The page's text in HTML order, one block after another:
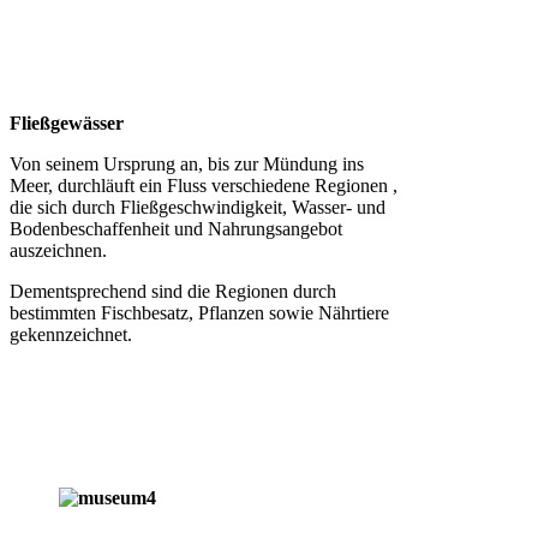
Fließgewässer
Von seinem Ursprung an, bis zur Mündung ins
Meer, durchläuft ein Fluss verschiedene Regionen ,
die sich durch Fließgeschwindigkeit, Wasser- und
Bodenbeschaffenheit und Nahrungsangebot
auszeichnen.
Dementsprechend sind die Regionen durch
bestimmten Fischbesatz, Pflanzen sowie Nährtiere
gekennzeichnet.